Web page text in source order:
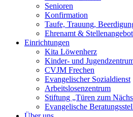
Senioren
Konfirmation
Taufe, Trauung,
Ehrenamt &
Einrichtungen
Kita Löwenherz
Kinder- und
CVJM Frechen
Evangelischer Sozialdienst
Arbeitslosenzentrum
Stiftung „Türen zum
Evangelische